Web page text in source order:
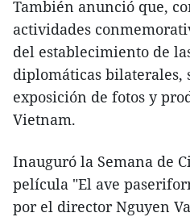
También anunció que,
actividades
del establecimiento de
diplomáticas bilaterales,
exposición de fotos y
Vietnam.
Inauguró la Semana de
película "El ave
por el director Nguyen